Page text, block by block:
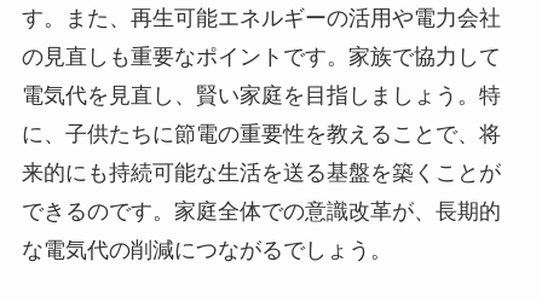
す。また、再生可能エネルギーの活用や電力会社
の見直しも重要なポイントです。家族で協力して
電気代を見直し、賢い家庭を目指しましょう。特
に、子供たちに節電の重要性を教えることで、将
来的にも持続可能な生活を送る基盤を築くことが
できるのです。家庭全体での意識改革が、長期的
な電気代の削減につながるでしょう。